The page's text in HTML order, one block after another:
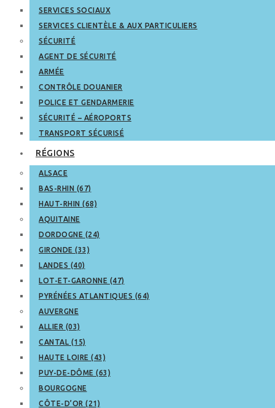
SERVICES SOCIAUX
SERVICES CLIENTÈLE & AUX PARTICULIERS
SÉCURITÉ
AGENT DE SÉCURITÉ
ARMÉE
CONTRÔLE DOUANIER
POLICE ET GENDARMERIE
SÉCURITÉ – AÉROPORTS
TRANSPORT SÉCURISÉ
RÉGIONS
ALSACE
BAS-RHIN (67)
HAUT-RHIN (68)
AQUITAINE
DORDOGNE (24)
GIRONDE (33)
LANDES (40)
LOT-ET-GARONNE (47)
PYRÉNÉES ATLANTIQUES (64)
AUVERGNE
ALLIER (03)
CANTAL (15)
HAUTE LOIRE (43)
PUY-DE-DÔME (63)
BOURGOGNE
CÔTE-D’OR (21)